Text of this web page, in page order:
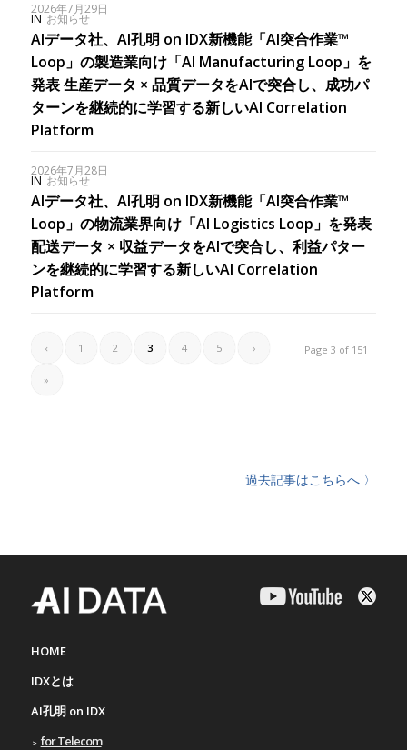
2026年7月29日
IN お知らせ
AIデータ社、AI孔明 on IDX新機能「AI突合作業™
Loop」の製造業向け「AI Manufacturing Loop」を
発表 生産データ × 品質データをAIで突合し、成功パ
ターンを継続的に学習する新しいAI Correlation
Platform
2026年7月28日
IN お知らせ
AIデータ社、AI孔明 on IDX新機能「AI突合作業™
Loop」の物流業界向け「AI Logistics Loop」を発表
配送データ × 収益データをAIで突合し、利益パター
ンを継続的に学習する新しいAI Correlation
Platform
Page 3 of 151
‹ 1 2 3 4 5 ›
»
過去記事はこちらへ 〉
HOME
IDXとは
AI孔明 on IDX
for Telecom